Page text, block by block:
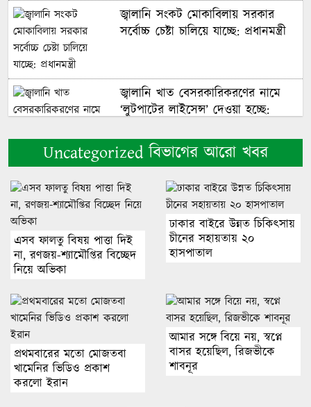
জ্বালানি সংকট মোকাবিলায় সরকার
সর্বোচ্চ চেষ্টা চালিয়ে যাচ্ছে: প্রধানমন্ত্রী
জ্বালানি খাত বেসরকারিকরণের নামে
‘লুটপাটের লাইসেন্স’ দেওয়া হচ্ছে:
নাফ নদী থেকে ট্রলারসহ ৩ জেলেকে
ধরে নিয়ে গেছে আরাকান আর্মি
জুলাই আন্দোলন শুধু একটি পক্ষের নয়,
সাতক্ষীরায় বজ্রপাতে ব্যবসায়ী নিহত
Uncategorized বিভাগের আরো খবর
এসব ফালতু বিষয় পাত্তা দিই
না, রণজয়-শ্যামৌপ্তির বিচ্ছেদ
নিয়ে অভিকা
ঢাকার বাইরে উন্নত চিকিৎসায়
চীনের সহায়তায় ২০
হাসপাতাল
প্রথমবারের মতো মোজতবা
খামেনির ভিডিও প্রকাশ
করলো ইরান
আমার সঙ্গে বিয়ে নয়, স্বপ্নে
বাসর হয়েছিল, রিজভীকে
শাবনূর